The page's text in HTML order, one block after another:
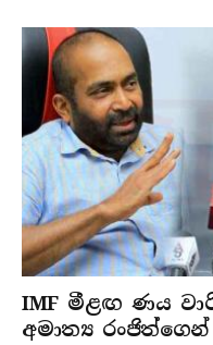
IMF මීළඟ ණය
අමාත්‍ය